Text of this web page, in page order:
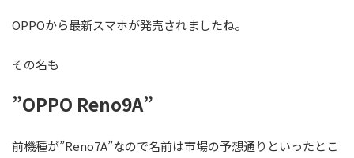
OPPOから最新スマホが発売されましたね。
その名も
”OPPO Reno9A”
前機種が”Reno7A”なので名前は市場の予想通りといったとこ